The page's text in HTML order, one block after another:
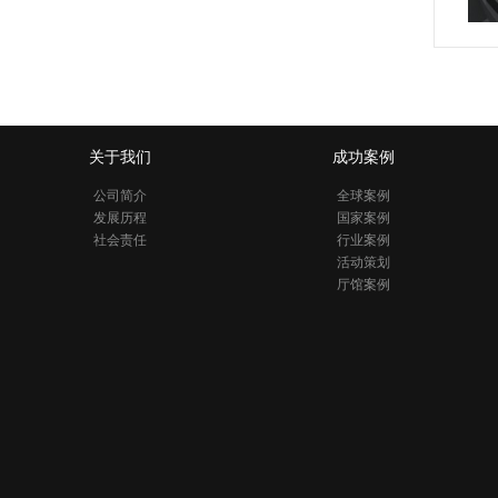
关于我们
公司简介
发展历程
社会责任
成功案例
全球案例
国家案例
行业案例
活动策划
厅馆案例